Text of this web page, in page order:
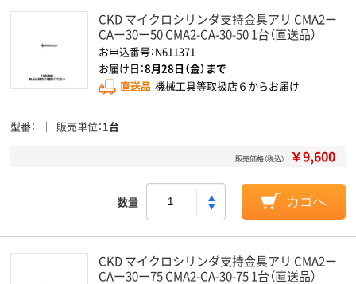
CKD マイクロシリンダ支持金具アリ CMA2ー
CAー30ー50 CMA2-CA-30-50 1台（直送品）
お申込番号：N611371
お届け日：8月28日（金）まで
直送品 機械工具等取扱店６からお届け
型番 販売単位 1台
販売価格（税込） ￥9,600
数量 カゴへ
CKD マイクロシリンダ支持金具アリ CMA2ー
CAー30ー75 CMA2-CA-30-75 1台（直送品）